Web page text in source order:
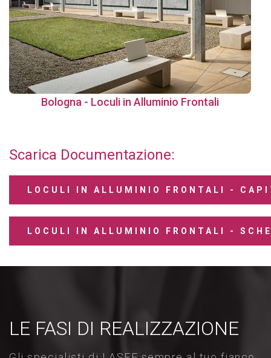
Bologna - Loculi in Alluminio Frontali
Scarica Documentazione:
LOCULI IN ALLUMINIO FRONTALI -
LOCULI IN ALLUMINIO FRONTALI -
LE FASI DI REALIZZAZIONE